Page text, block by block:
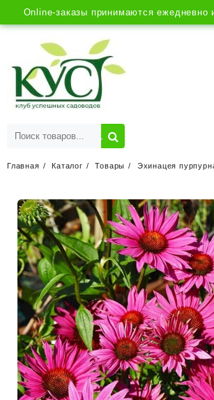
Online-заказы принимаются ежедневно
Главная Каталог Товары Эхинацея